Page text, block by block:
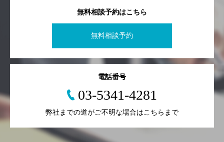
無料相談予約はこちら
無料相談予約
電話番号
03-5341-4281
弊社までの道がご不明な場合はこちらまで